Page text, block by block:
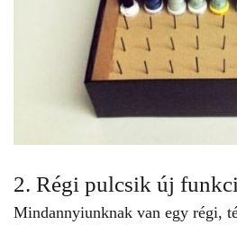
2. Régi pulcsik új
Mindannyiunknak van egy régi,